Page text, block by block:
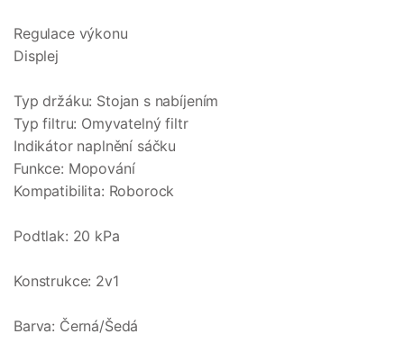
Regulace výkonu
Displej
Typ držáku: Stojan s nabíjením
Typ filtru: Omyvatelný filtr
Indikátor naplnění sáčku
Funkce: Mopování
Kompatibilita: Roborock
Podtlak: 20 kPa
Konstrukce: 2v1
Barva: Černá/Šedá